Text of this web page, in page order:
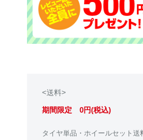
<送料>
期間限定 0円(税込)
タイヤ単品・ホイールセット送